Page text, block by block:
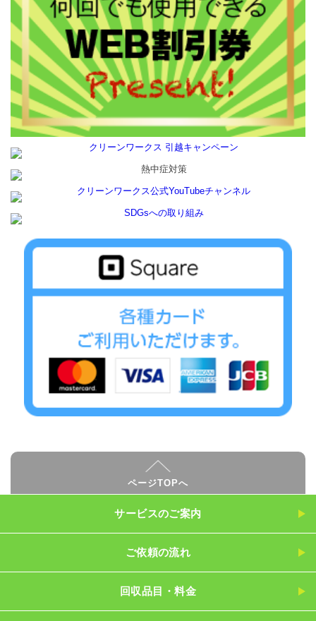
ページTOPへ
サービスのご案内
ご依頼の流れ
回収品目・料金